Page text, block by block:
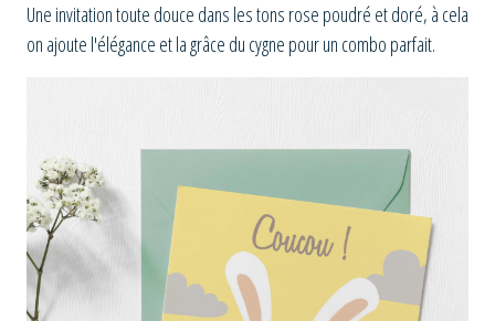
Une invitation toute douce dans les tons rose poudré et doré, à cela
on ajoute l'élégance et la grâce du cygne pour un combo parfait.